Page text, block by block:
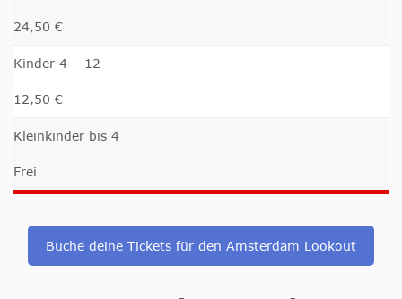
24,50 €
Kinder 4 – 12
12,50 €
Kleinkinder bis 4
Frei
Buche deine Tickets für den Amsterdam Lookout